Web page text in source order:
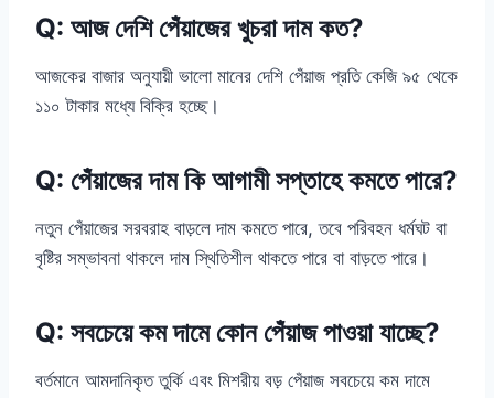
Q: আজ দেশি পেঁয়াজের খুচরা দাম কত?
আজকের বাজার অনুযায়ী ভালো মানের দেশি পেঁয়াজ প্রতি কেজি ৯৫ থেকে
১১০ টাকার মধ্যে বিক্রি হচ্ছে।
Q: পেঁয়াজের দাম কি আগামী সপ্তাহে কমতে পারে?
নতুন পেঁয়াজের সরবরাহ বাড়লে দাম কমতে পারে, তবে পরিবহন ধর্মঘট বা
বৃষ্টির সম্ভাবনা থাকলে দাম স্থিতিশীল থাকতে পারে বা বাড়তে পারে।
Q: সবচেয়ে কম দামে কোন পেঁয়াজ পাওয়া যাচ্ছে?
বর্তমানে আমদানিকৃত তুর্কি এবং মিশরীয় বড় পেঁয়াজ সবচেয়ে কম দামে